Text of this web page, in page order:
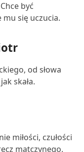
być
się uczucia.
od słowa
skała.
miłości, czułości
matczynego.